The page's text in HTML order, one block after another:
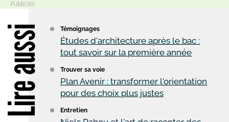
Témoignages
Études d'architecture après le bac :
tout savoir sur la première année
Trouver sa voie
Plan Avenir : transformer l'orientation
pour des choix plus justes
Entretien